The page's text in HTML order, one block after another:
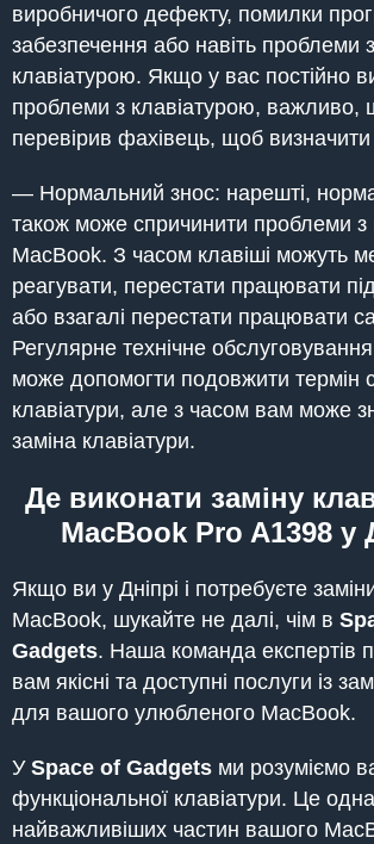
виробничого дефекту, помилки
забезпечення або навіть проблеми
клавіатурою. Якщо у вас постійно
проблеми з клавіатурою, важливо,
перевірив фахівець, щоб визначити
— Нормальний знос: нарешті,
також може спричинити проблеми з
MacBook. З часом клавіші можуть
реагувати, перестати працювати
або взагалі перестати працювати
Регулярне технічне
може допомогти подовжити термін
клавіатури, але з часом вам може
заміна клавіатури.
Де виконати заміну
MacBook Pro A1398 у
Якщо ви у Дніпрі і потребуєте
MacBook, шукайте не далі, чім в
Gadgets. Наша команда експертів
вам якісні та доступні послуги із
для вашого улюбленого MacBook.
У Space of Gadgets ми розуміємо
функціональної клавіатури. Це
найважливіших частин вашого